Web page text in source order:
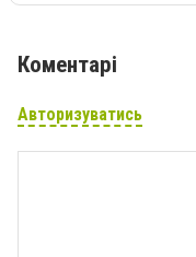
Коментарі
Авторизуватись